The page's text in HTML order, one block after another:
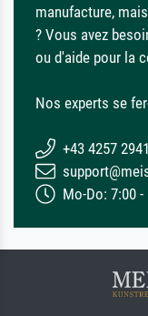
manufacture,
? Vous avez
ou d'aide pour la
Nos experts se
+43 4257
Mo-Do: 7:00 -